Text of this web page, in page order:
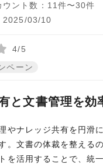
ウント数：11件〜30件
2025/03/10
4/5
ペーン
と文書管理を効
やナレッジ共有を円滑
。文書の体裁を整える
を活用することで、統